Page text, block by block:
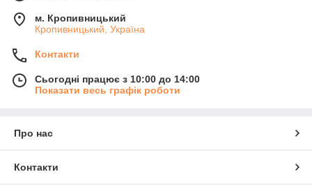
м. Кропивницький
Кропивницький, Україна
Контакти
Сьогодні працює з 10:00 до 14:00
Показати весь графік роботи
Про нас
Контакти